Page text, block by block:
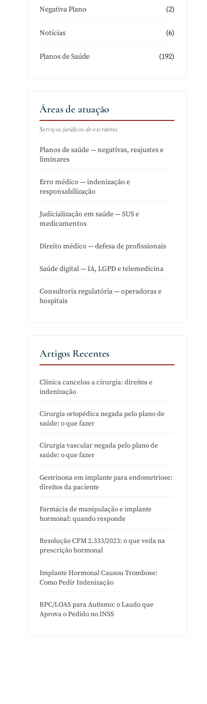
Negativa Plano (2)
Notícias (6)
Planos de Saúde (192)
Áreas de atuação
Serviços jurídicos do escritório.
Planos de saúde — negativas, reajustes e
liminares
Erro médico — indenização e
responsabilização
Judicialização em saúde — SUS e
medicamentos
Direito médico — defesa de profissionais
Saúde digital — IA, LGPD e telemedicina
Consultoria regulatória — operadoras e
hospitais
Artigos Recentes
Clínica cancelou a cirurgia: direitos e
indenização
Cirurgia ortopédica negada pelo plano de
saúde: o que fazer
Cirurgia vascular negada pelo plano de
saúde: o que fazer
Gestrinona em implante para endometriose:
direitos da paciente
Farmácia de manipulação e implante
hormonal: quando responde
Resolução CFM 2.333/2023: o que veda na
prescrição hormonal
Implante Hormonal Causou Trombose:
Como Pedir Indenização
BPC/LOAS para Autismo: o Laudo que
Aprova o Pedido no INSS